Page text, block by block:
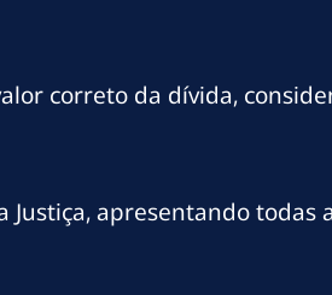
correto da dívida,
Justiça, apresentando